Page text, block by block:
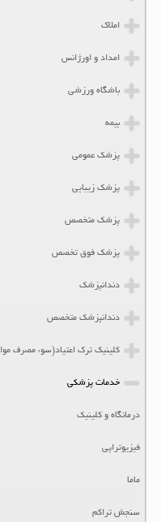
املاک
امداد و اورژانس
باشگاه ورزشی
بیمه
پزشک عمومی
پزشک زیبایی
پزشک متخصص
پزشک فوق تخصص
دندانپزشک
دندانپزشک متخصص
کلینیک ترک اعتیاد(سوء مصرف مواد)
خدمات پزشکی
درمانگاه و کلینیک
فیزیوتراپی
سنجش تراکم